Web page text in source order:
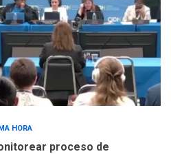
HORA
proceso de